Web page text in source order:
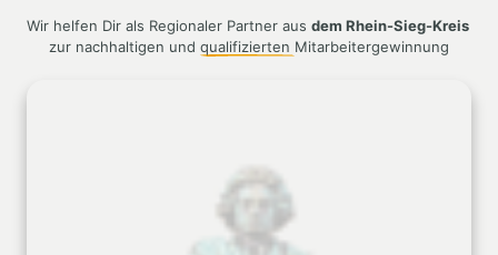
Wir helfen Dir als Regionaler Partner aus
zur nachhaltigen und qualifizierten Mitarbeitergewinnung